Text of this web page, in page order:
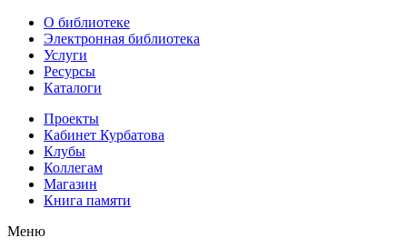
О библиотеке
Электронная библиотека
Услуги
Ресурсы
Каталоги
Проекты
Кабинет Курбатова
Клубы
Коллегам
Магазин
Книга памяти
Меню